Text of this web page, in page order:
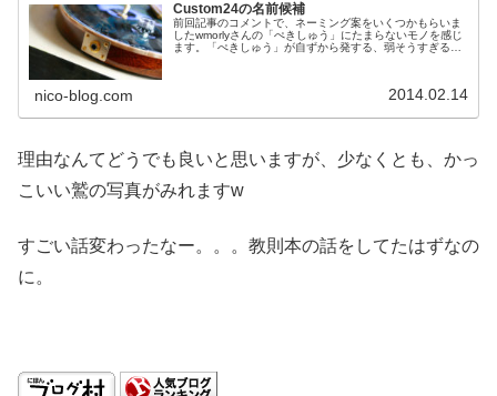
Custom24の名前候補
前回記事のコメントで、ネーミング案をいくつかもらいま
したwmorlyさんの「ぺきしゅう」にたまらないモノを感じ
ます。「ぺきしゅう」が自ずから発する、弱そうすぎる
nico-blog.com 2014.02.14
理由なんてどうでも良いと思いますが、少なくとも、かっ
こいい鷲の写真がみれますw
すごい話変わったなー。。。教則本の話をしてたはずなの
に。